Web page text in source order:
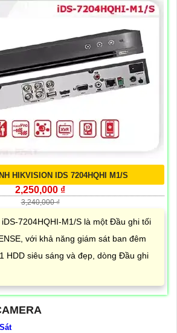
HIKVISION IDS 7204HQHI M1/S
2,250,000 ₫
3,240,000 ₫
7204HQHI-M1/S là một Đầu ghi tối
với khả năng giám sát ban đêm
HDD siêu sáng và đẹp, dòng Đầu ghi